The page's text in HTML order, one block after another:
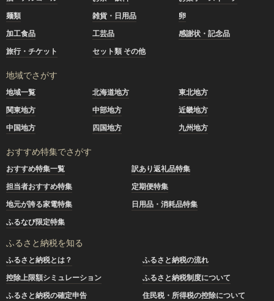
麺類
雑貨・日用品
卵
加工食品
工芸品
感謝状・記念品
旅行・チケット
セット類 その他
地域でさがす
地域一覧 北海道地方
東北地方
関東地方
中部地方
近畿地方
中国地方
四国地方 九州地方
おすすめ特集でさがす
おすすめ特集一覧
訳あり返礼品特集
担当者おすすめ特集
定期便特集
地元が誇る家電特集
日用品・消耗品特集
ふるなび限定特集
ふるさと納税を知る
ふるさと納税とは？
ふるさと納税の流れ
控除上限額シミュレーション
ふるさと納税制度について
ふるさと納税の確定申告
住民税・所得税の控除について